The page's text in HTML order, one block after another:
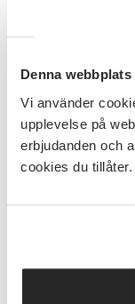
Denna
Vi använder
upplevelse på
erbjudanden och
cookies du tillåter.
27 augusti:
hantering/Raser
3 september:
10 september:
17 september:
24 september:
getter/
Torsdagar kl